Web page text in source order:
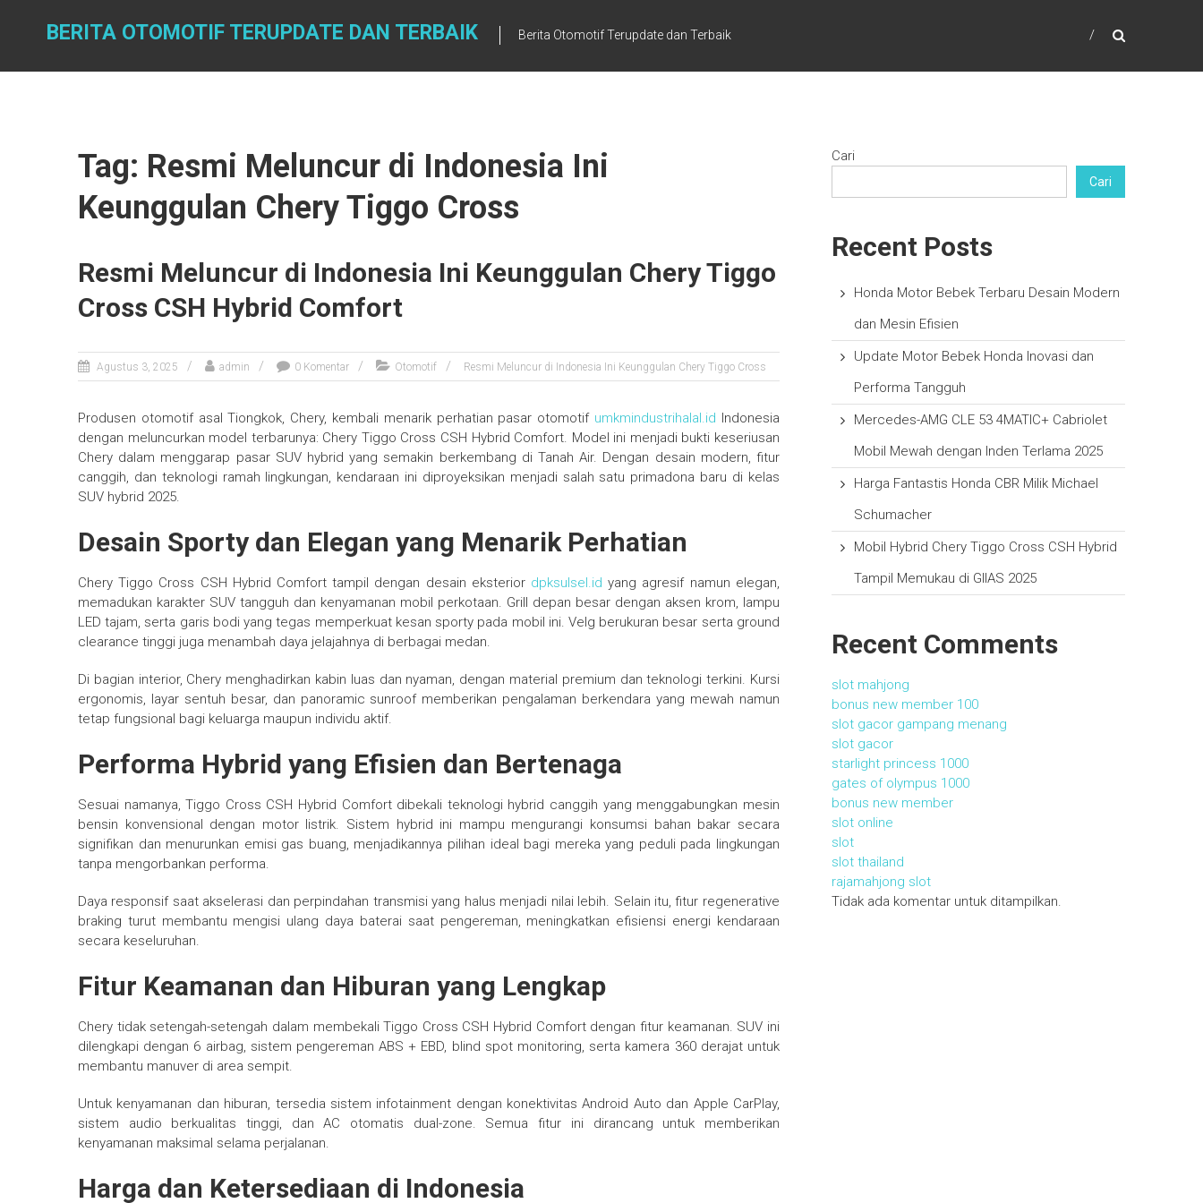
BERITA OTOMOTIF TERUPDATE DAN TERBAIK Berita Otomotif Terupdate dan Terbaik
Tag: Resmi Meluncur di Indonesia Ini
Keunggulan Chery Tiggo Cross
Resmi Meluncur di Indonesia Ini Keunggulan Chery Tiggo
Cross CSH Hybrid Comfort
Agustus 3, 2025 admin 0 Komentar Otomotif Resmi Meluncur di Indonesia Ini Keunggulan Chery Tiggo Cross
Produsen otomotif asal Tiongkok, Chery, kembali menarik perhatian pasar otomotif umkmindustrihalal.id Indonesia
dengan meluncurkan model terbarunya: Chery Tiggo Cross CSH Hybrid Comfort. Model ini menjadi bukti keseriusan
Chery dalam menggarap pasar SUV hybrid yang semakin berkembang di Tanah Air. Dengan desain modern, fitur
canggih, dan teknologi ramah lingkungan, kendaraan ini diproyeksikan menjadi salah satu primadona baru di kelas
SUV hybrid 2025.
Desain Sporty dan Elegan yang Menarik Perhatian
Chery Tiggo Cross CSH Hybrid Comfort tampil dengan desain eksterior dpksulsel.id yang agresif namun elegan,
memadukan karakter SUV tangguh dan kenyamanan mobil perkotaan. Grill depan besar dengan aksen krom, lampu
LED tajam, serta garis bodi yang tegas memperkuat kesan sporty pada mobil ini. Velg berukuran besar serta ground
clearance tinggi juga menambah daya jelajahnya di berbagai medan.
Di bagian interior, Chery menghadirkan kabin luas dan nyaman, dengan material premium dan teknologi terkini. Kursi
ergonomis, layar sentuh besar, dan panoramic sunroof memberikan pengalaman berkendara yang mewah namun
tetap fungsional bagi keluarga maupun individu aktif.
Performa Hybrid yang Efisien dan Bertenaga
Sesuai namanya, Tiggo Cross CSH Hybrid Comfort dibekali teknologi hybrid canggih yang menggabungkan mesin
bensin konvensional dengan motor listrik. Sistem hybrid ini mampu mengurangi konsumsi bahan bakar secara
signifikan dan menurunkan emisi gas buang, menjadikannya pilihan ideal bagi mereka yang peduli pada lingkungan
tanpa mengorbankan performa.
Daya responsif saat akselerasi dan perpindahan transmisi yang halus menjadi nilai lebih. Selain itu, fitur regenerative
braking turut membantu mengisi ulang daya baterai saat pengereman, meningkatkan efisiensi energi kendaraan
secara keseluruhan.
Fitur Keamanan dan Hiburan yang Lengkap
Chery tidak setengah-setengah dalam membekali Tiggo Cross CSH Hybrid Comfort dengan fitur keamanan. SUV ini
dilengkapi dengan 6 airbag, sistem pengereman ABS + EBD, blind spot monitoring, serta kamera 360 derajat untuk
membantu manuver di area sempit.
Untuk kenyamanan dan hiburan, tersedia sistem infotainment dengan konektivitas Android Auto dan Apple CarPlay,
sistem audio berkualitas tinggi, dan AC otomatis dual-zone. Semua fitur ini dirancang untuk memberikan
kenyamanan maksimal selama perjalanan.
Harga dan Ketersediaan di Indonesia
Cari
Cari
Recent Posts
Honda Motor Bebek Terbaru Desain Modern
dan Mesin Efisien
Update Motor Bebek Honda Inovasi dan
Performa Tangguh
Mercedes-AMG CLE 53 4MATIC+ Cabriolet
Mobil Mewah dengan Inden Terlama 2025
Harga Fantastis Honda CBR Milik Michael
Schumacher
Mobil Hybrid Chery Tiggo Cross CSH Hybrid
Tampil Memukau di GIIAS 2025
Recent Comments
slot mahjong
bonus new member 100
slot gacor gampang menang
slot gacor
starlight princess 1000
gates of olympus 1000
bonus new member
slot online
slot
slot thailand
rajamahjong slot
Tidak ada komentar untuk ditampilkan.